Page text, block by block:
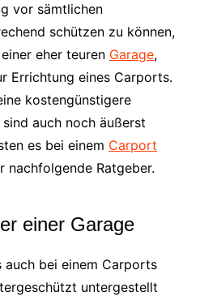
vor sämtlichen
schützen zu können,
eher teuren Garage,
Errichtung eines Carports.
kostengünstigere
auch noch äußerst
es bei einem Carport
nachfolgende Ratgeber.
einer Garage
auch bei einem Carports
untergestellt